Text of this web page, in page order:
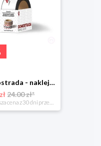
Domostrada - naklejaj ulice Zuzutoys
24.00 zł*
*najniższa cena z 30 dni przed obniżką